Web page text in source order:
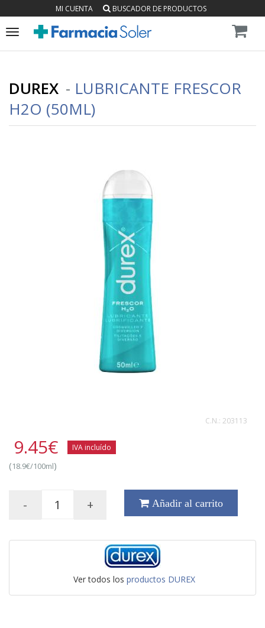
MI CUENTA BUSCADOR DE PRODUCTOS
Toggle
DUREX - LUBRICANTE FRESCOR
H2O (50ML)
C.N.: 203113
9.45€ IVA incluído
(18.9€/100ml)
- + Añadir al carrito
Ver todos los productos DUREX